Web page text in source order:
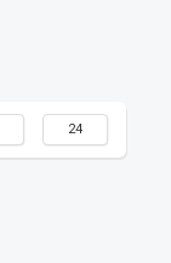
24